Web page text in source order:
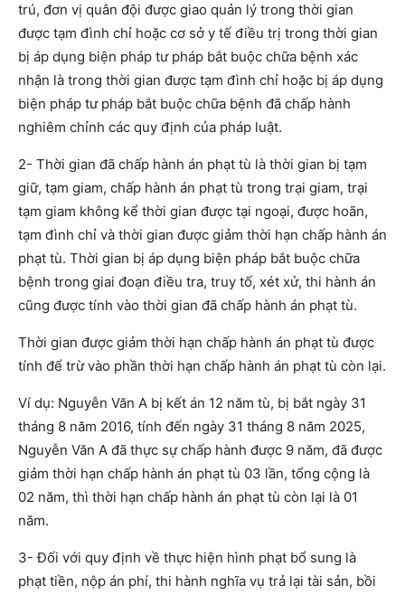
trú, đơn vị quân đội được giao quản lý trong thời gian
được tạm đình chỉ hoặc cơ sở y tế điều trị trong thời gian
bị áp dụng biện pháp tư pháp bắt buộc chữa bệnh xác
nhận là trong thời gian được tạm đình chỉ hoặc bị áp dụng
biện pháp tư pháp bắt buộc chữa bệnh đã chấp hành
nghiêm chỉnh các quy định của pháp luật.
2- Thời gian đã chấp hành án phạt tù là thời gian bị tạm
giữ, tạm giam, chấp hành án phạt tù trong trại giam, trại
tạm giam không kể thời gian được tại ngoại, được hoãn,
tạm đình chỉ và thời gian được giảm thời hạn chấp hành án
phạt tù. Thời gian bị áp dụng biện pháp bắt buộc chữa
bệnh trong giai đoạn điều tra, truy tố, xét xử, thi hành án
cũng được tính vào thời gian đã chấp hành án phạt tù.
Thời gian được giảm thời hạn chấp hành án phạt tù được
tính để trừ vào phần thời hạn chấp hành án phạt tù còn lại.
Ví dụ: Nguyễn Văn A bị kết án 12 năm tù, bị bắt ngày 31
tháng 8 năm 2016, tính đến ngày 31 tháng 8 năm 2025,
Nguyễn Văn A đã thực sự chấp hành được 9 năm, đã được
giảm thời hạn chấp hành án phạt tù 03 lần, tổng cộng là
02 năm, thì thời hạn chấp hành án phạt tù còn lại là 01
năm.
3- Đối với quy định về thực hiện hình phạt bổ sung là
phạt tiền, nộp án phí, thi hành nghĩa vụ trả lại tài sản, bồi